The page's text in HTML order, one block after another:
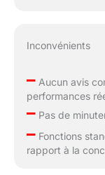
Inconvénients
–Aucun avis
performances
–Pas de
–Fonctions
rapport à la